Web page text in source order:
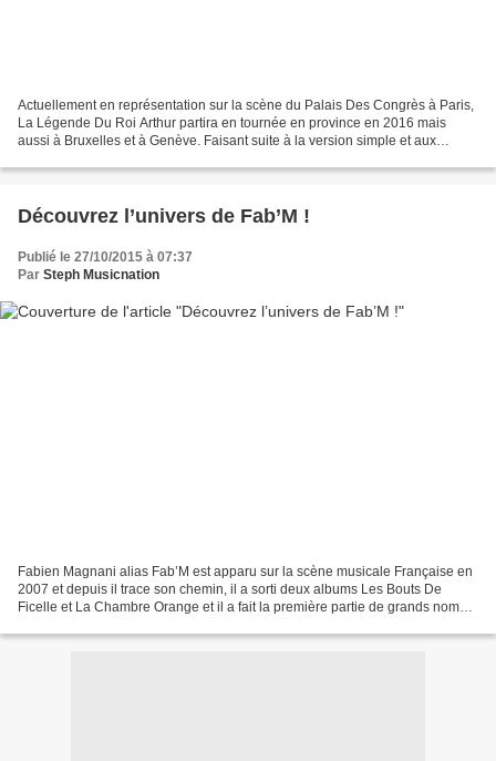
Actuellement en représentation sur la scène du Palais Des Congrès à Paris,
La Légende Du Roi Arthur partira en tournée en province en 2016 mais
aussi à Bruxelles et à Genève. Faisant suite à la version simple et aux
Découvrez l’univers de Fab’M !
Publié le 27/10/2015 à 07:37
Par Steph Musicnation
Fabien Magnani alias Fab’M est apparu sur la scène musicale Française en
2007 et depuis il trace son chemin, il a sorti deux albums Les Bouts De
Ficelle et La Chambre Orange et il a fait la première partie de grands noms